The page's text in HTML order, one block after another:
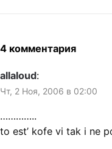
4 комментария
allaloud:
Чт, 2 Ноя, 2006 в 02:00
…………..
to est’ kofe vi tak i ne